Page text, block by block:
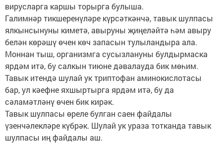
вирусларга каршы торырга булыша.
Галимнәр тикшеренүләре күрсәткәнчә, тавык шулпасы
ялкынсынуны киметә, авыруны җиңеләйтә һәм авыру
белән көрәшү өчен көч запасын тулыландыра ала.
Моннан тыш, организмга сусызлануны булдырмаска
ярдәм итә, бу салкын тиюне дәвалауда бик мөһим.
Тавык итендә шулай ук триптофан аминокислотасы
бар, ул кәефне яхшыртырга ярдәм итә, бу да
сәламәтләнү өчен бик кирәк.
Тавык шулпасы өреле булган саен файдалы
үзенчәлекләре күбрәк. Шулай ук ураза тотканда тавык
шулпасы иң файдалы аш.